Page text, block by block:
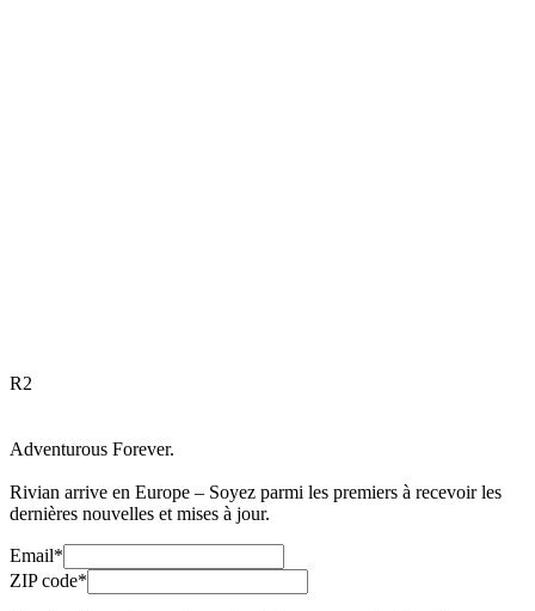
R2
Adventurous Forever.
Rivian arrive en Europe – Soyez parmi les premiers à recevoir les
dernières nouvelles et mises à jour.
Email*
ZIP code*